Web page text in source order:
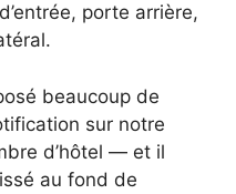
porte arrière,
beaucoup de
sur notre
d’hôtel — et il
au fond de